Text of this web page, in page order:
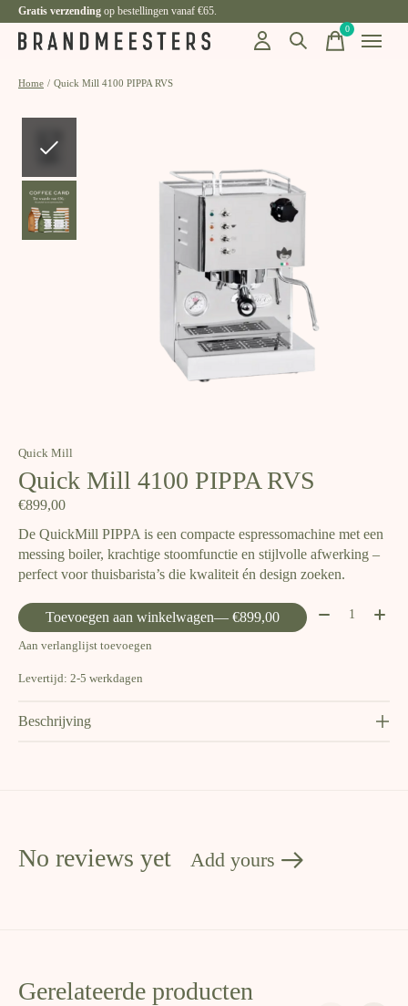
Gratis verzending op bestellingen vanaf €65.
0items
Home / Quick Mill 4100 PIPPA RVS
Quick Mill
Quick Mill 4100 PIPPA RVS
€899,00
De QuickMill PIPPA is een compacte espressomachine met een
messing boiler, krachtige stoomfunctie en stijlvolle afwerking –
perfect voor thuisbarista’s die kwaliteit én design zoeken.
Toevoegen aan winkelwagen — €899,00 Aantal:
Aan verlanglijst toevoegen
Levertijd: 2-5 werkdagen
Beschrijving
No reviews yet Add yours
Gerelateerde producten